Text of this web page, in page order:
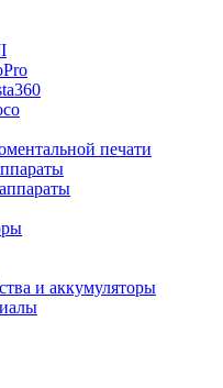
печати
и аккумуляторы